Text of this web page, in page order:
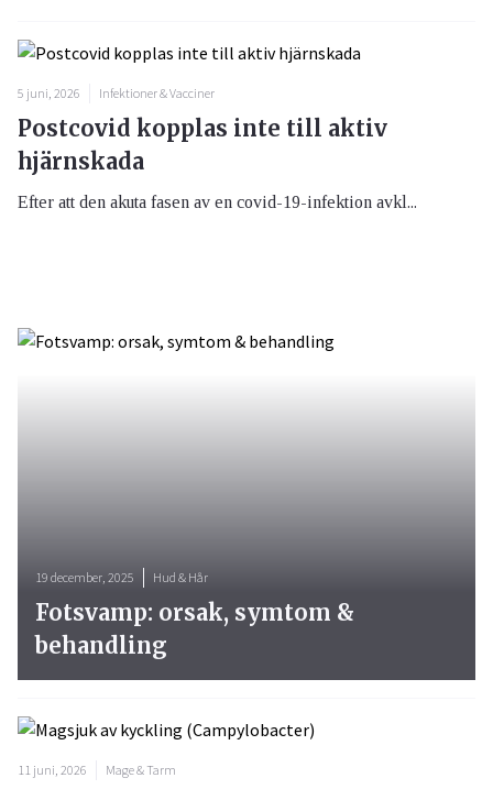
5 juni, 2026 Infektioner & Vacciner
Postcovid kopplas inte till aktiv
hjärnskada
Efter att den akuta fasen av en covid-19-infektion avkl...
11 juni, 2026 Mage & Tarm
19 december, 2025 Hud & Hår
Fotsvamp: orsak, symtom &
behandling